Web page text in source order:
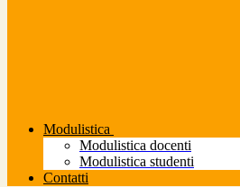
Modulistica
Modulistica docenti
Modulistica studenti
Contatti